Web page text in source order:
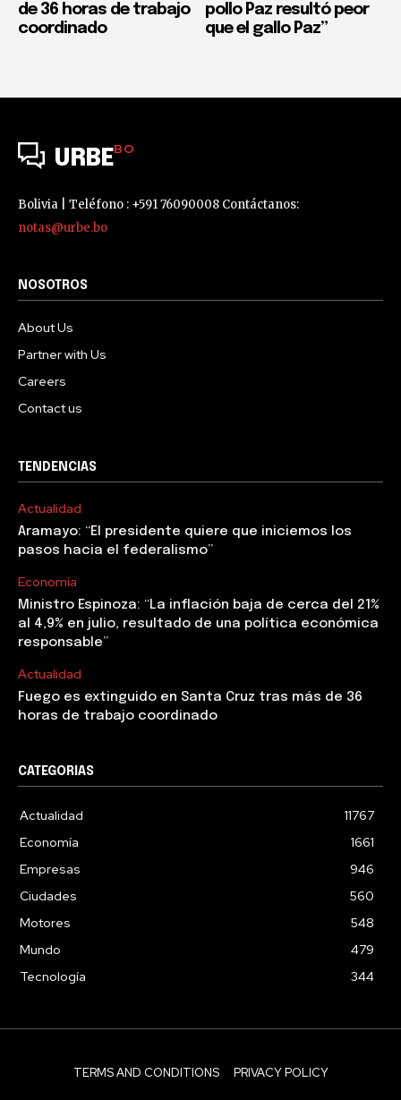
de 36 horas de trabajo
coordinado
pollo Paz resultó peor
que el gallo Paz”
URBEBO
Bolivia | Teléfono : +591 76090008 Contáctanos:
notas@urbe.bo
NOSOTROS
About Us
Partner with Us
Careers
Contact us
TENDENCIAS
Actualidad
Aramayo: “El presidente quiere que iniciemos los
pasos hacia el federalismo”
Economía
Ministro Espinoza: “La inflación baja de cerca del 21%
al 4,9% en julio, resultado de una política económica
responsable”
Actualidad
Fuego es extinguido en Santa Cruz tras más de 36
horas de trabajo coordinado
CATEGORIAS
Actualidad
11767
Economía
1661
Empresas
946
Ciudades
560
Motores
548
Mundo
479
Tecnología
344
TERMS AND CONDITIONS PRIVACY POLICY